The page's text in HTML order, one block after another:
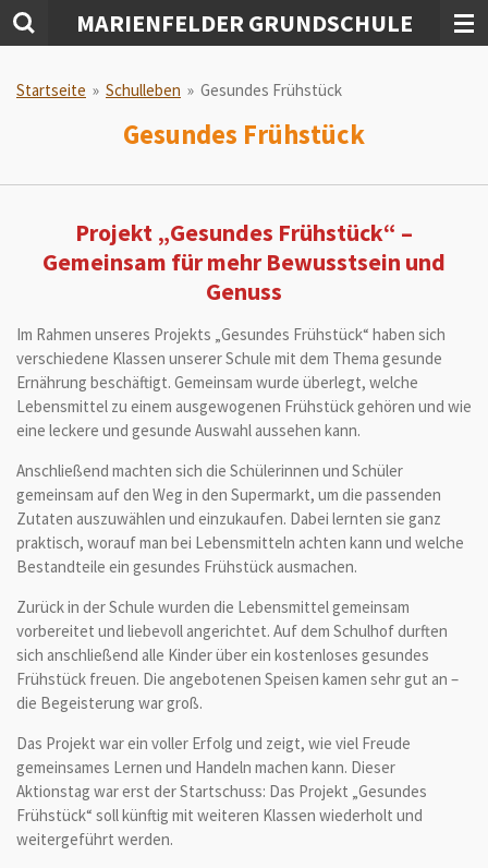
Zum
Hauptinhalt
MARIENFELDER GRUNDSCHULE
Startseite » Schulleben » Gesundes Frühstück
Gesundes Frühstück
Projekt „Gesundes Frühstück“ –
Gemeinsam für mehr Bewusstsein und
Genuss
Im Rahmen unseres Projekts „Gesundes Frühstück“ haben sich
verschiedene Klassen unserer Schule mit dem Thema gesunde
Ernährung beschäftigt. Gemeinsam wurde überlegt, welche
Lebensmittel zu einem ausgewogenen Frühstück gehören und wie
eine leckere und gesunde Auswahl aussehen kann.
Anschließend machten sich die Schülerinnen und Schüler
gemeinsam auf den Weg in den Supermarkt, um die passenden
Zutaten auszuwählen und einzukaufen. Dabei lernten sie ganz
praktisch, worauf man bei Lebensmitteln achten kann und welche
Bestandteile ein gesundes Frühstück ausmachen.
Zurück in der Schule wurden die Lebensmittel gemeinsam
vorbereitet und liebevoll angerichtet. Auf dem Schulhof durften
sich anschließend alle Kinder über ein kostenloses gesundes
Frühstück freuen. Die angebotenen Speisen kamen sehr gut an –
die Begeisterung war groß.
Das Projekt war ein voller Erfolg und zeigt, wie viel Freude
gemeinsames Lernen und Handeln machen kann. Dieser
Aktionstag war erst der Startschuss: Das Projekt „Gesundes
Frühstück“ soll künftig mit weiteren Klassen wiederholt und
weitergeführt werden.